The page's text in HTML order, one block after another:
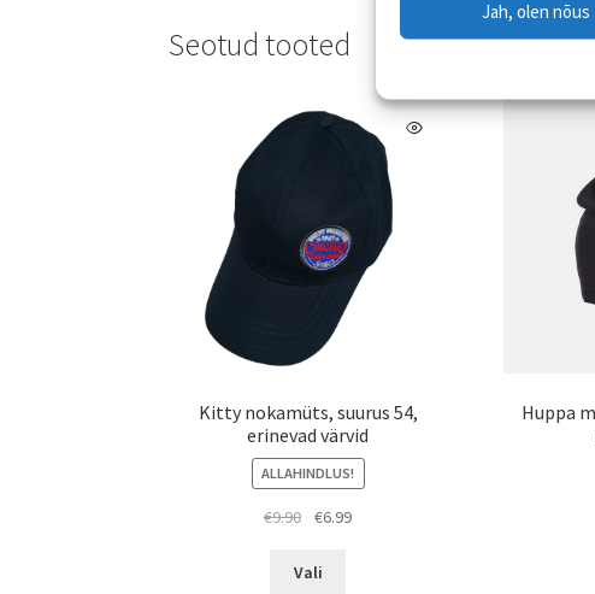
Jah, olen nõus
Seotud tooted
Kitty nokamüts, suurus 54,
erinevad värvid
ALLAHINDLUS!
€9.90
Algne
oli:
€6.99Praegune
Vali
Huppa